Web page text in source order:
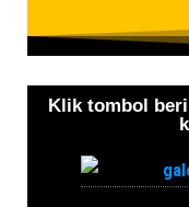
Klik tombol